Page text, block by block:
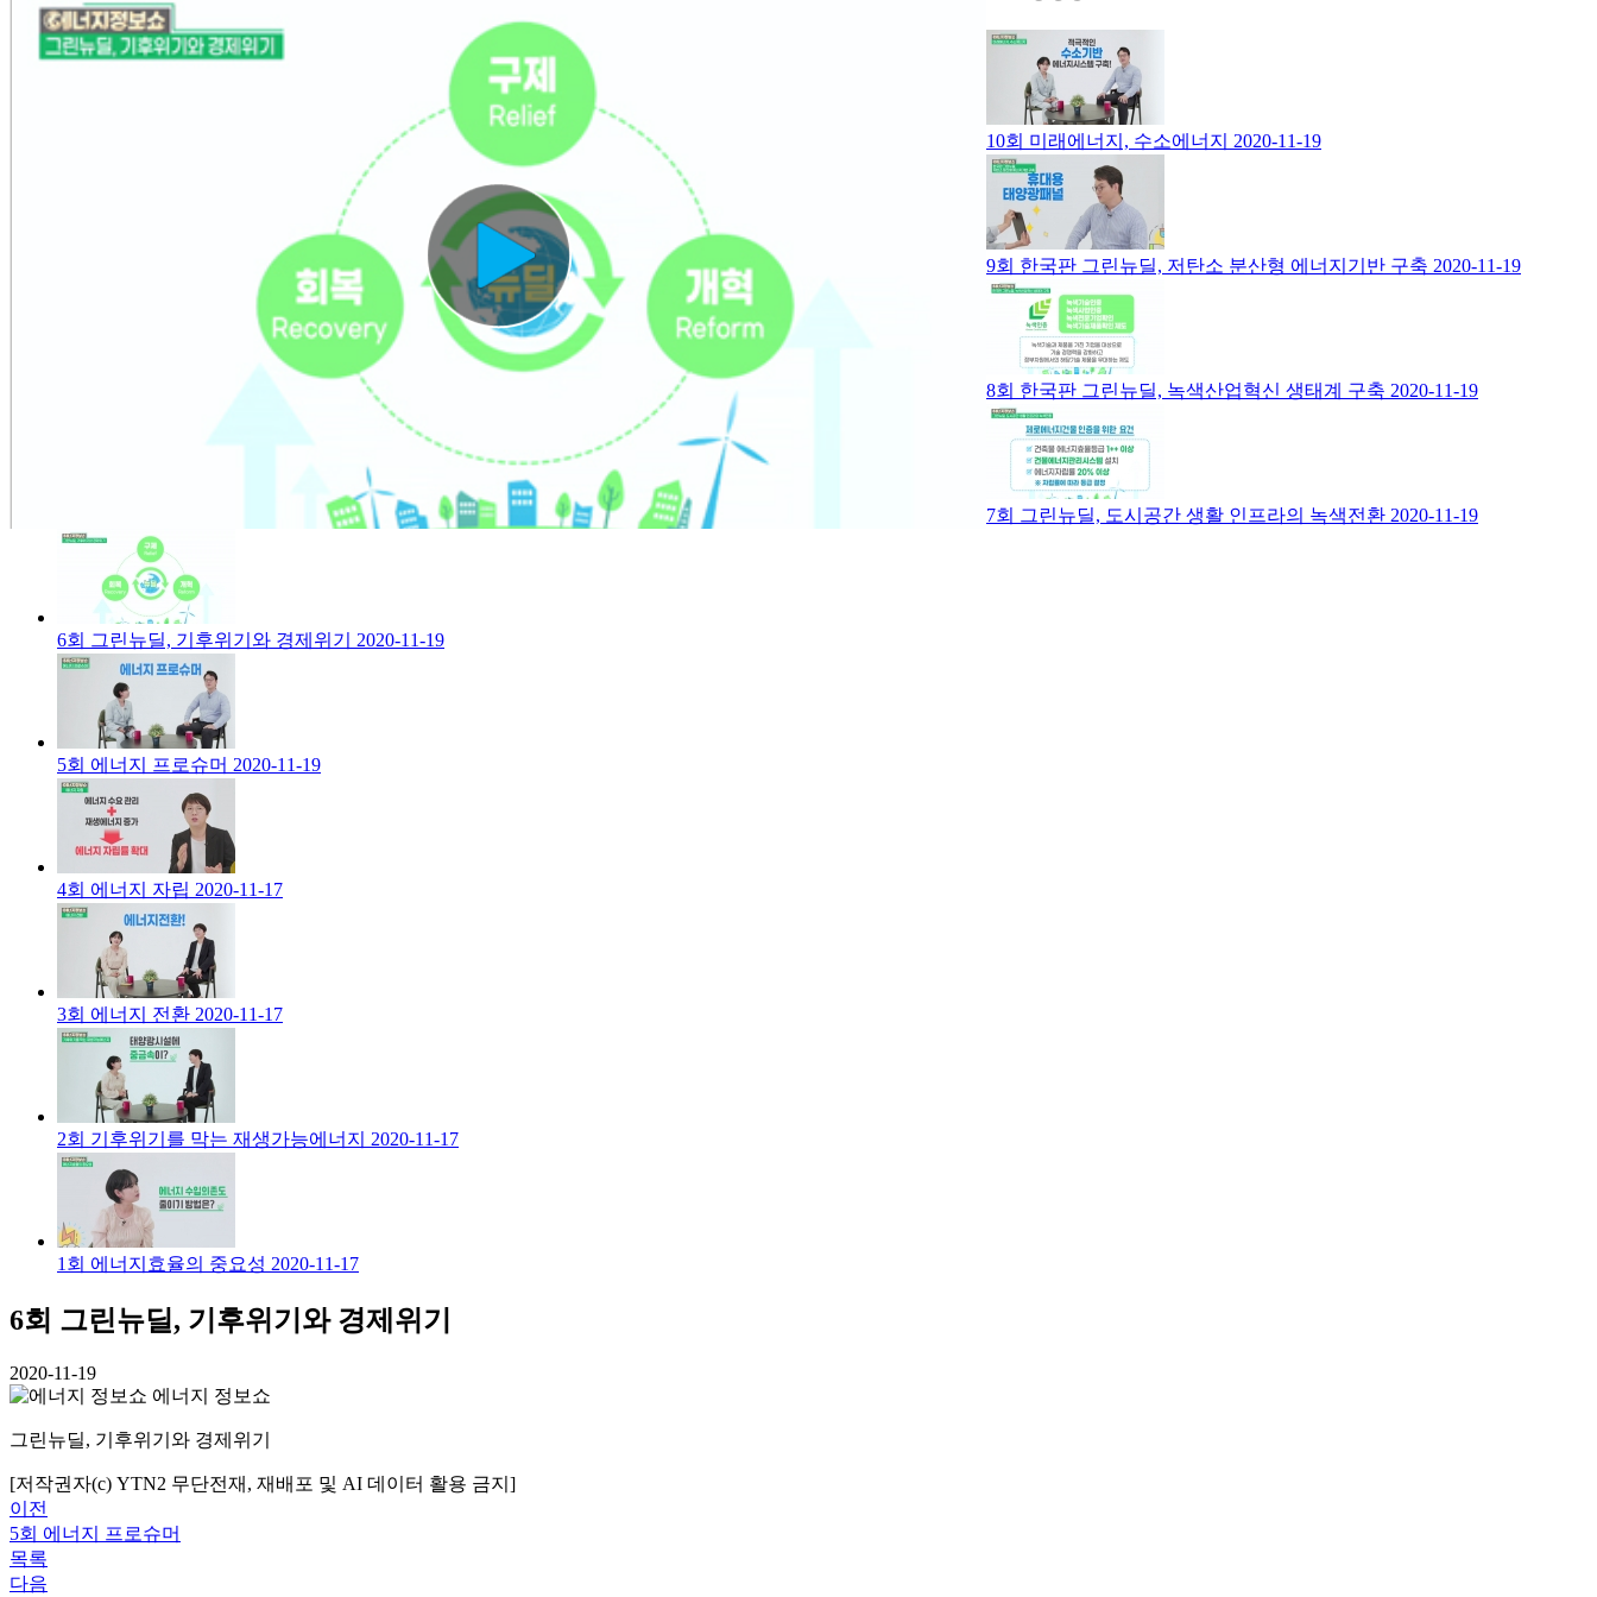
10회 미래에너지, 수소에너지 2020-11-19
9회 한국판 그린뉴딜, 저탄소 분산형 에너지기반 구축 2020-11-19
8회 한국판 그린뉴딜, 녹색산업혁신 생태계 구축 2020-11-19
7회 그린뉴딜, 도시공간 생활 인프라의 녹색전환 2020-11-19
6회 그린뉴딜, 기후위기와 경제위기 2020-11-19
5회 에너지 프로슈머 2020-11-19
4회 에너지 자립 2020-11-17
3회 에너지 전환 2020-11-17
2회 기후위기를 막는 재생가능에너지 2020-11-17
1회 에너지효율의 중요성 2020-11-17
6회 그린뉴딜, 기후위기와 경제위기
2020-11-19
에너지 정보쇼
그린뉴딜, 기후위기와 경제위기
[저작권자(c) YTN2 무단전재, 재배포 및 AI 데이터 활용 금지]
이전
5회 에너지 프로슈머
목록
다음